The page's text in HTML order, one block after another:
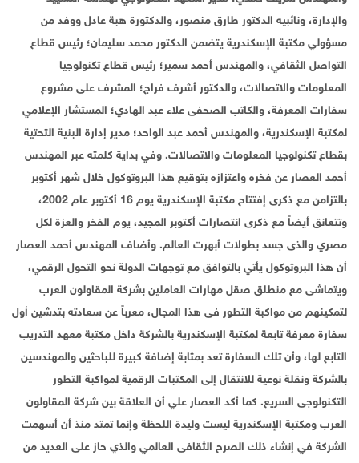
والإدارة، ونائبيه الدكتور طارق منصور، والدكتورة هبة عادل ووفد من
مسؤولي مكتبة الإسكندرية يتضمن الدكتور محمد سليمان؛ رئيس قطاع
التواصل الثقافي، والمهندس أحمد سمير؛ رئيس قطاع تكنولوجيا
المعلومات والاتصالات، والدكتور أشرف فراج؛ المشرف على مشروع
سفارات المعرفة، والكاتب الصحفى علاء عبد الهادي؛ المستشار الإعلامي
لمكتبة الإسكندرية، والمهندس أحمد عبد الواحد؛ مدير إدارة البنية التحتية
بقطاع تكنولوجيا المعلومات والاتصالات. وفي بداية كلمته عبر المهندس
أحمد العصار عن فخره واعتزازه بتوقيع هذا البروتوكول خلال شهر أكتوبر
بالتزامن مع ذكرى إفتتاح مكتبة الإسكندرية يوم 16 أكتوبر عام 2002،
وتتعانق أيضاً مع ذكرى انتصارات أكتوبر المجيد، يوم الفخر والعزة لكل
مصري والذى جسد بطولات أبهرت العالم. وأضاف المهندس أحمد العصار
أن هذا البروتوكول يأتي بالتوافق مع توجهات الدولة نحو التحول الرقمي،
ويتماشى مع منطلق صقل مهارات العاملين بشركة المقاولون العرب
لتمكينهم من مواكبة التطور فى هذا المجال، معرباً عن سعادته بتدشين أول
سفارة معرفة تابعة لمكتبة الإسكندرية بالشركة داخل مكتبة معهد التدريب
التابع لها، وأن تلك السفارة تعد بمثابة إضافة كبيرة للباحثين والمهندسين
بالشركة ونقلة نوعية للانتقال إلى المكتبات الرقمية لمواكبة التطور
التكنولوجى السريع. كما أكد العصار علي أن العلاقة بين شركة المقاولون
العرب ومكتبة الإسكندرية ليست وليدة اللحظة وإنما تمتد منذ أن أسهمت
الشركة في إنشاء ذلك الصرح الثقافى العالمي والذي حاز على العديد من